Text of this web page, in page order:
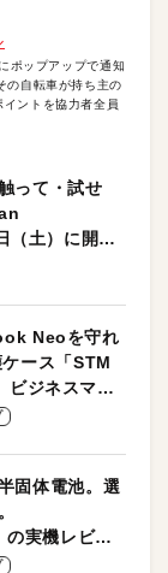
ポップアップで通知
の自転車が持ち主の
ントを協力者全員
って・試せ
（土）に開催
Neoを守れ
ース「STM
ビジネスマン
固体電池。選
実機レビュ